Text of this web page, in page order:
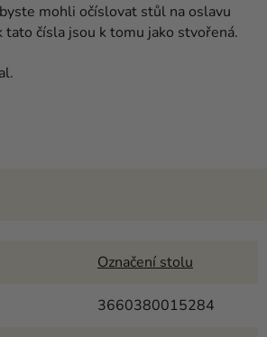
mohli očíslovat stůl na oslavu
tato čísla jsou k tomu jako stvořená.
Označení stolu
3660380015284